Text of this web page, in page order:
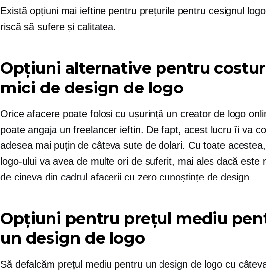
Există opțiuni mai ieftine pentru prețurile pentru designul
riscă să sufere și calitatea.
Opțiuni alternative pentru
mici de design de logo
Orice afacere poate folosi cu ușurință un creator de logo
poate angaja un freelancer ieftin. De fapt, acest lucru îi va
adesea mai puțin de câteva sute de dolari. Cu toate
logo-ului va avea de multe ori de suferit, mai ales dacă este
de cineva din cadrul afacerii cu zero cunoștințe de design.
Opțiuni pentru prețul mediu
un design de logo
Să defalcăm prețul mediu pentru un design de logo cu